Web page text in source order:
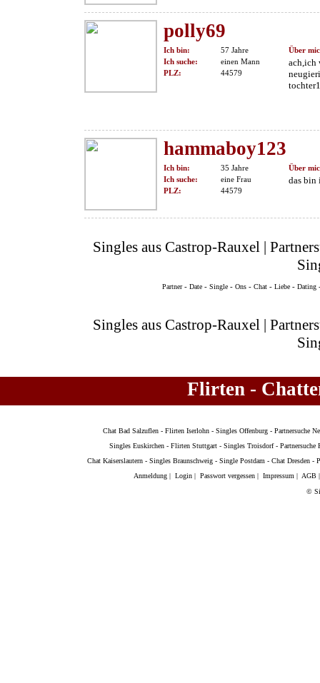
polly69
Ich bin:
57 Jahre
Ich suche:
einen Mann
PLZ:
44579
Über
ach,ich
hammaboy123
Ich bin:
35 Jahre
Ich suche:
eine Frau
PLZ:
44579
Über
das bin
Singles aus Castrop-Rauxel |
Partner- Date - Single - Ons - Chat - Liebe - Dating
Singles aus Castrop-Rauxel |
Flirten -
Chat Bad Salzuflen - Flirten Iserlohn - Singles Offenburg - Partnersuche
Singles Euskirchen -Flirten Stuttgart -Singles Troisdorf-Partnersuche
Chat Kaiserslautern - Singles Braunschweig - Single Postdam - Chat Dresden -
Anmeldung |Login |Passwort vergessen |Impressum | AGB
©